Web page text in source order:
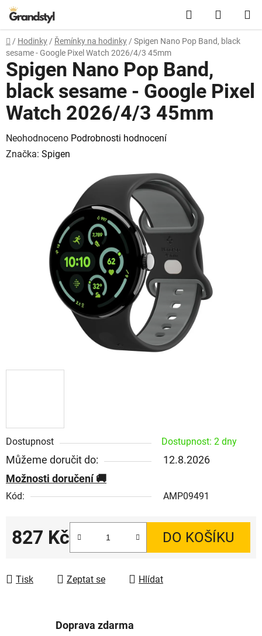
Přejít na obsah Hledat
Domů
/ Hodinky / Řemínky na hodinky / Spigen Nano Pop Band, black
sesame - Google Pixel Watch 2026/4/3 45mm
Dostupnost Dostupnost: 2 dny
Můžeme doručit do:
12.8.2026
Možnosti doručení
Kód: AMP09491
827 Kč DO KOŠÍKU
Tisk Zeptat se Hlídat
Spigen Nano Pop Band,
black sesame - Google Pixel
Watch 2026/4/3 45mm
Průměrné hodnocení produktu je 0,0 z 5 hvězdiček.
Neohodnoceno Podrobnosti hodnocení
Značka: Spigen
Doprava zdarma